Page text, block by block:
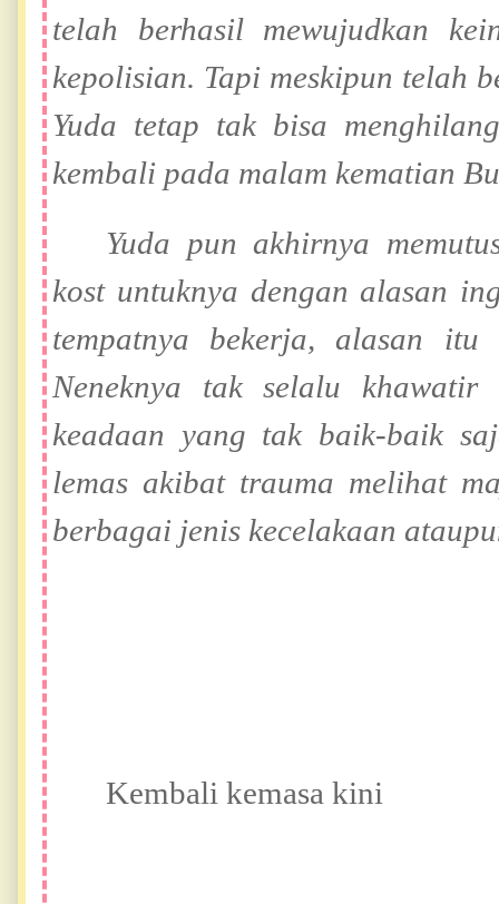
telah berhasil mewujudkan
kepolisian. Tapi meskipun telah
Yuda tetap tak bisa
kembali pada malam kematian
Yuda pun akhirnya
kost untuknya dengan alasan
tempatnya bekerja, alasan
Neneknya tak selalu
keadaan yang tak baik-baik
lemas akibat trauma melihat
berbagai jenis kecelakaan
Kembali kemasa kini